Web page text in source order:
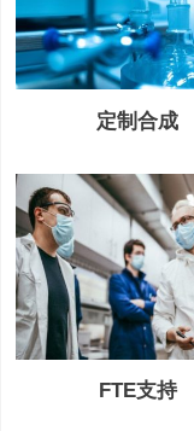
定制合成
FTE支持